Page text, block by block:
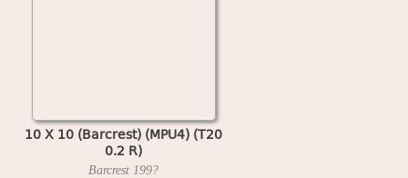
10 X 10 (Barcrest) (MPU4) (T20
0.2 R)
Barcrest 199?